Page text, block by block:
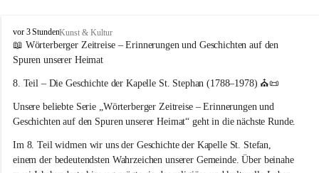
W
ö
r
e
b
e
g
vor 3 StundenKunst & Kultur
📖 Wörterberger Zeitreise – Erinnerungen und Geschichten auf den
Spuren unserer Heimat
8. Teil – Die Geschichte der Kapelle St. Stephan (1788–1978) ⛪📜
Unsere beliebte Serie „Wörterberger Zeitreise – Erinnerungen und
Geschichten auf den Spuren unserer Heimat“ geht in die nächste Runde.
Im 8. Teil widmen wir uns der Geschichte der Kapelle St. Stefan,
einem der bedeutendsten Wahrzeichen unserer Gemeinde. Über beinahe